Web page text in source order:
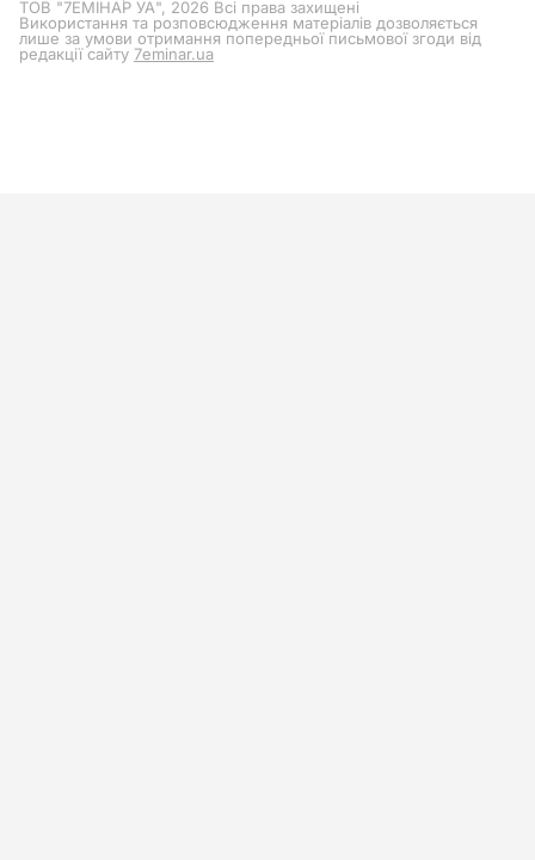
ТОВ "7ЕМІНАР УА", 2026 Всі права захищені
Використання та розповсюдження матеріалів дозволяється
лише за умови отримання попередньої письмової згоди від
редакції сайту 7eminar.ua